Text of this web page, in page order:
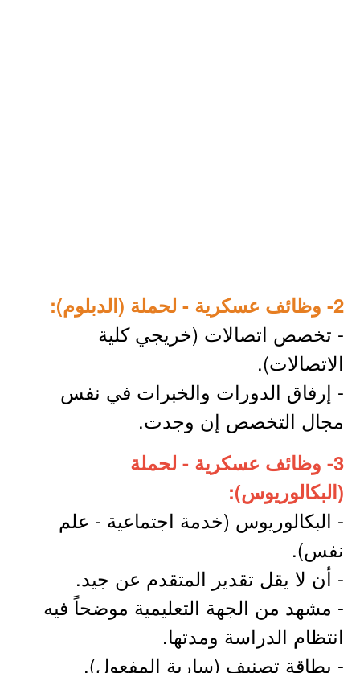
2- وظائف عسكرية - لحملة (الدبلوم):
- تخصص اتصالات (خريجي كلية
الاتصالات).
- إرفاق الدورات والخبرات في نفس
مجال التخصص إن وجدت.
3- وظائف عسكرية - لحملة
(البكالوريوس):
- البكالوريوس (خدمة اجتماعية - علم
نفس).
- أن لا يقل تقدير المتقدم عن جيد.
- مشهد من الجهة التعليمية موضحاً فيه
انتظام الدراسة ومدتها.
- بطاقة تصنيف (سارية المفعول).